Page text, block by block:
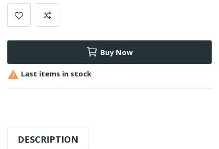
Buy Now
 Last items in stock
DESCRIPTION